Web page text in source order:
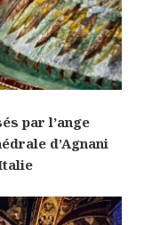
par l’ange
d’Agnani